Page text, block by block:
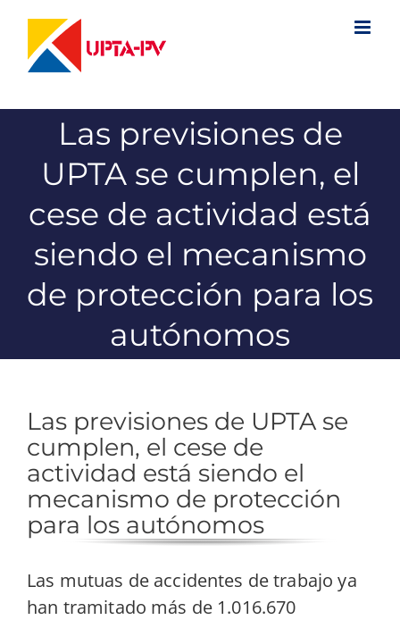
contenido
Las previsiones de
UPTA se cumplen, el
cese de actividad está
siendo el mecanismo
de protección para los
autónomos
Las previsiones de UPTA se
cumplen, el cese de
actividad está siendo el
mecanismo de protección
para los autónomos
Las mutuas de accidentes de trabajo ya
han tramitado más de 1.016.670